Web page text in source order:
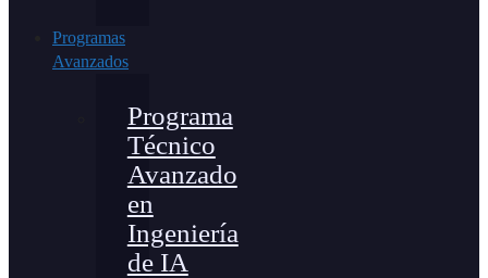
Programas
Avanzados
Programa
Técnico
Avanzado
en
Ingeniería
de IA